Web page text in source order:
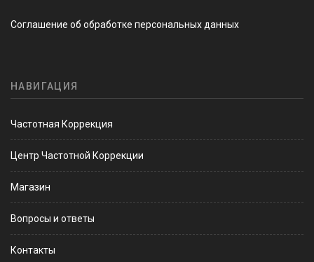
Соглашение об обработке персональных данных
НАВИГАЦИЯ
Частотная Коррекция
Центр Частотной Коррекции
Магазин
Вопросы и ответы
Контакты